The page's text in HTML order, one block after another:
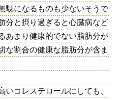
駄になるものも少ないそうで
分と摂り過ぎると心臓病など
あまり健康的でない脂肪分が
な割合の健康な脂肪分が含ま
コレステロールにしても、